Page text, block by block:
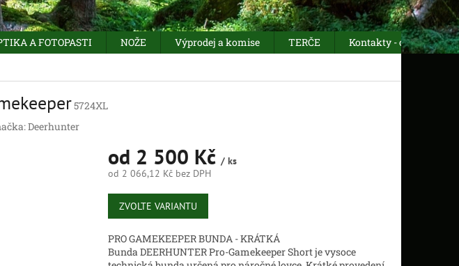
A FOTOPASTI NOŽE Výprodej a komise TERČE
Kontakty - otevírací
5724XL
Deerhunter
od 2 500 Kč / ks
od 2 066,12 Kčbez DPH
Měrná
cena:
ZVOLTE VARIANTU
PRO GAMEKEEPER BUNDA - KRÁTKÁ
Bunda DEERHUNTER Pro-Gamekeeper Short je vysoce